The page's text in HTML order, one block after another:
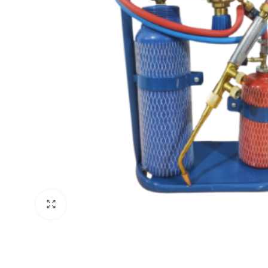
Klima Bakım Ürünleri
Klima Tahliye Pompaları
Klima Dübelleri & Vidaları
Klima Temizleme Brandası
Klima Temizleme Pompaları
Klima Tahliye Hortumları
Klima Bantları
Lionball
Ziehl-Abegg
Weiguang
Sanmu
Tel Panjurlar